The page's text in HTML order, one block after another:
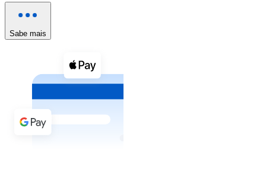
Ver tudo
Cupons cripto
Compre criptomoedas com dinheiro e outros
Comprar com dinheiro
Transferência SEPA
Sabe mais